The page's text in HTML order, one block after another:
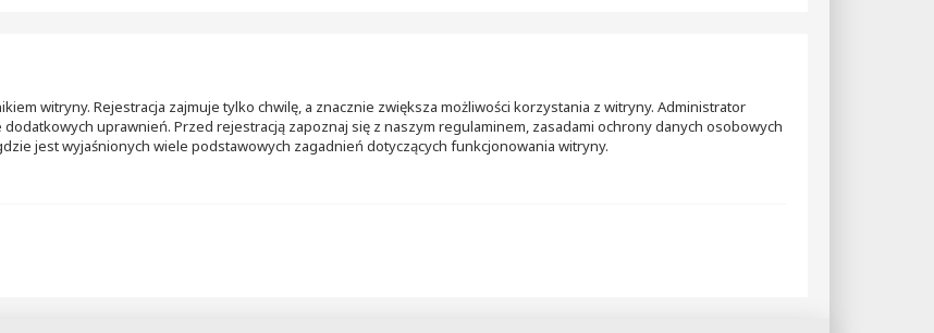
witryny. Rejestracja zajmuje tylko chwilę, a znacznie zwiększa możliwości korzystania z witryny. Administrator
uprawnień. Przed rejestracją zapoznaj się z naszym regulaminem, zasadami ochrony danych osobowych
jest wyjaśnionych wiele podstawowych zagadnień dotyczących funkcjonowania witryny.